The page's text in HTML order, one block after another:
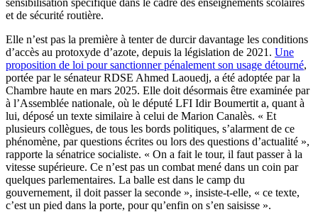
et de sécurité routière.
Elle n’est pas la première à tenter de durcir davantage les conditions
d’accès au protoxyde d’azote, depuis la législation de 2021. Une
proposition de loi pour sanctionner pénalement son usage détourné,
portée par le sénateur RDSE Ahmed Laouedj, a été adoptée par la
Chambre haute en mars 2025. Elle doit désormais être examinée par
à l’Assemblée nationale, où le député LFI Idir Boumertit a, quant à
lui, déposé un texte similaire à celui de Marion Canalès. « Et
plusieurs collègues, de tous les bords politiques, s’alarment de ce
phénomène, par questions écrites ou lors des questions d’actualité »,
rapporte la sénatrice socialiste. « On a fait le tour, il faut passer à la
vitesse supérieure. Ce n’est pas un combat mené dans un coin par
quelques parlementaires. La balle est dans le camp du
gouvernement, il doit passer la seconde », insiste-t-elle, « ce texte,
c’est un pied dans la porte, pour qu’enfin on s’en saisisse ».